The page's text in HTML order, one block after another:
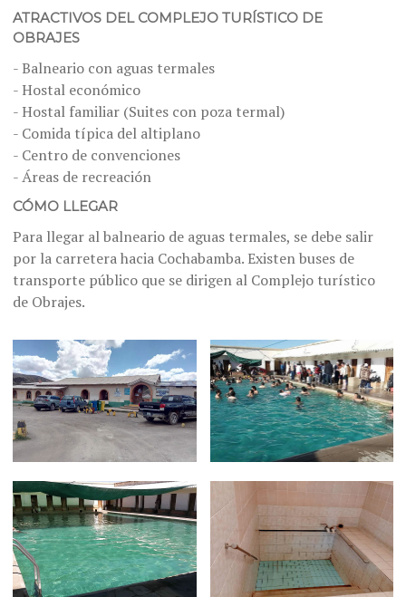
ATRACTIVOS DEL COMPLEJO TURÍSTICO DE
OBRAJES
- Balneario con aguas termales
- Hostal económico
- Hostal familiar (Suites con poza termal)
- Comida típica del altiplano
- Centro de convenciones
- Áreas de recreación
CÓMO LLEGAR
Para llegar al balneario de aguas termales, se debe salir
por la carretera hacia Cochabamba. Existen buses de
transporte público que se dirigen al Complejo turístico
de Obrajes.